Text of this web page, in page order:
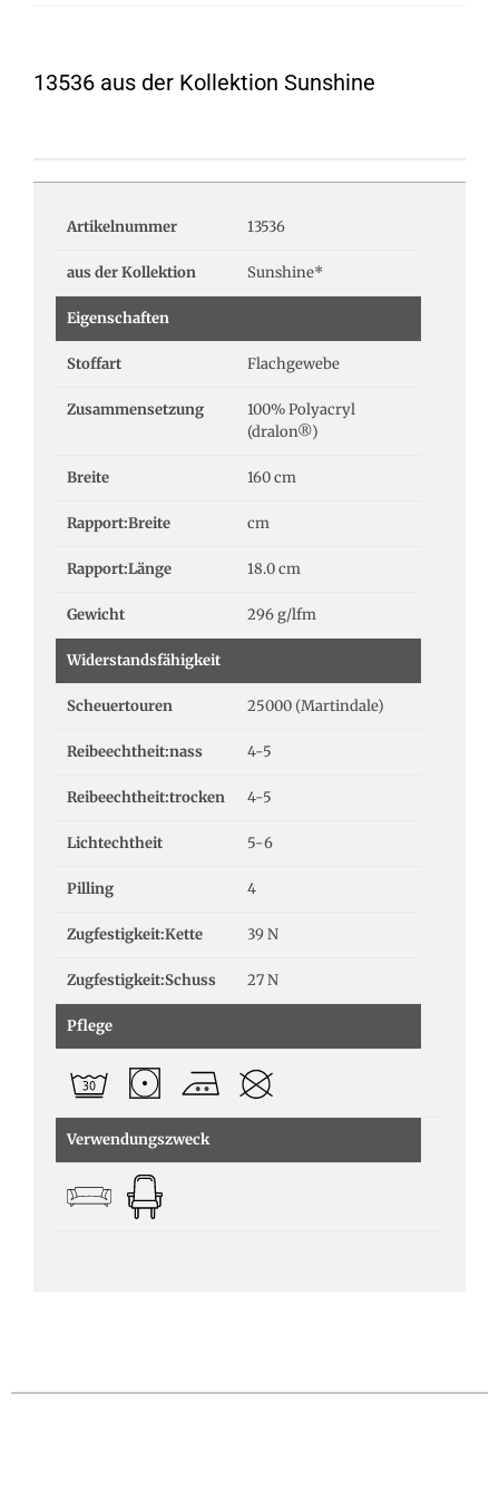
13536 aus der Kollektion Sunshine
Artikelnummer 13536
aus der Kollektion Sunshine*
Eigenschaften
Stoffart Flachgewebe
Zusammensetzung
100% Polyacryl
(dralon®)
Breite 160 cm
Rapport:Breite cm
Rapport:Länge 18.0 cm
Gewicht 296 g/lfm
Widerstandsfähigkeit
Scheuertouren 25000 (Martindale)
Reibeechtheit:nass 4-5
Reibeechtheit:trocken 4-5
Lichtechtheit 5-6
Pilling 4
Zugfestigkeit:Kette 39 N
Zugfestigkeit:Schuss 27 N
Pflege
Verwendungszweck